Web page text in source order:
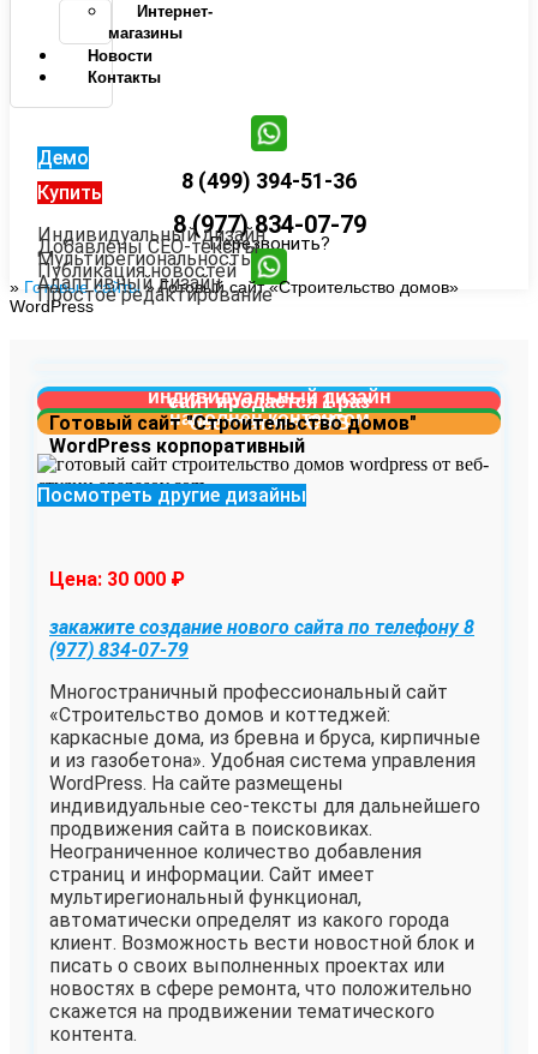
Интернет-
магазины
Новости
Контакты
8 (499) 394-51-36
8 (977) 834-07-79
Перезвонить?
» Готовые сайты»Готовый сайт «Строительство домов»
WordPress
индивидуальный дизайн
сайт продается 1 раз
наполнен контентом
бесплатная CMS
Демо
Купить
Индивидуальный дизайн
Добавлены СЕО-тексты
Мультирегиональность
Публикация новостей
Адаптивный дизайн
Простое редактирование
Готовый сайт "Строительство домов"
WordPress корпоративный
Посмотреть другие дизайны
Цена: 30 000 ₽
закажите создание нового сайта по телефону8
(977) 834-07-79
Многостраничный профессиональный сайт
«Строительство домов и коттеджей:
каркасные дома, из бревна и бруса, кирпичные
и из газобетона». Удобная система управления
WordPress. На сайте размещены
индивидуальные сео-тексты для дальнейшего
продвижения сайта в поисковиках.
Неограниченное количество добавления
страниц и информации. Сайт имеет
мультирегиональный функционал,
автоматически определят из какого города
клиент. Возможность вести новостной блок и
писать о своих выполненных проектах или
новостях в сфере ремонта, что положительно
скажется на продвижении тематического
контента.